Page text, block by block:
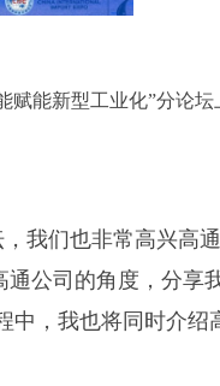
赋能新型工业化”分论
我们也非常高兴高
公司的角度，分享
中，我也将同时介绍